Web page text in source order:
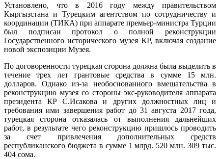
Установлено, что в 2016 году между правительством
Кыргызстана и Турецким агентством по сотрудничеству и
координации (ТИКА) при аппарате премьер-министра Турции
был подписан протокол о полной реконструкции
Государственного исторического музея КР, включая создание
новой экспозиции Музея.
По договоренности турецкая сторона должна была выделить в
течение трех лет грантовые средства в сумме 15 млн.
долларов. Однако из-за необоснованного вмешательства в
реконструкцию музея со стороны экс-руководителя аппарата
президента КР С.Исакова и других должностных лиц и
требования ими завершения работ до 31 августа 2017 года,
турецкая сторона отказалась от выполнения дальнейших
работ, в результате чего реконструкцию пришлось проводить
за счет привлечения дополнительных средств
республиканского бюджета в сумме 1 млрд. 520 млн. 309 тыс.
404 сома.